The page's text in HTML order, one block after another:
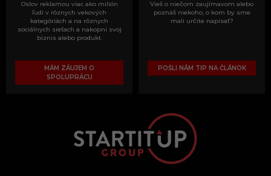
Oslov reklamou viac ako milión
ľudí v rôznych vekových
kategóriách a na rôznych
sociálnych sieťach a nakopni svoj
biznis alebo produkt.
MÁM ZÁUJEM O
SPOLUPRÁCU
Vieš o niečom zaujímavom alebo
poznáš niekoho, o kom by sme
mali určite napísať?
POŠLI NÁM TIP NA ČLÁNOK